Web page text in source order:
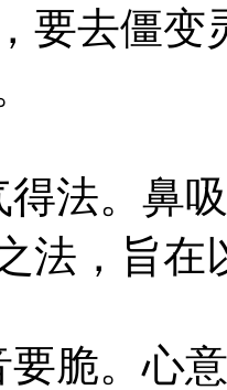
要去僵变
。鼻吸
法，旨在
。心意